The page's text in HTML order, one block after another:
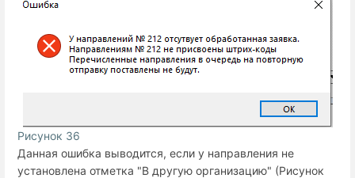
Рисунок 36
Данная ошибка выводится, если у направления не
установлена отметка "В другую организацию" (Рисунок